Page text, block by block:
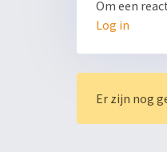
Om een
Log in
Er zijn nog